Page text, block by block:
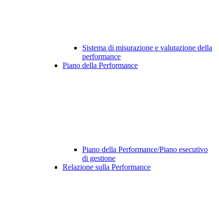
Sistema di misurazione e valutazione della
performance
Piano della Performance
Piano della Performance/Piano esecutivo
di gestione
Relazione sulla Performance